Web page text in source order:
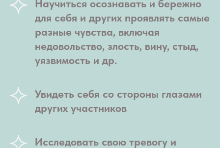
Научиться осознавать и бережно
для себя и других проявлять самые
разные чувства, включая
недовольство, злость, вину, стыд,
уязвимость и др.
Увидеть себя со стороны глазами
других участников
Исследовать свою тревогу и